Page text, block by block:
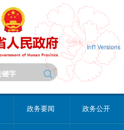
Int'l Versions
政务要闻 政务公开